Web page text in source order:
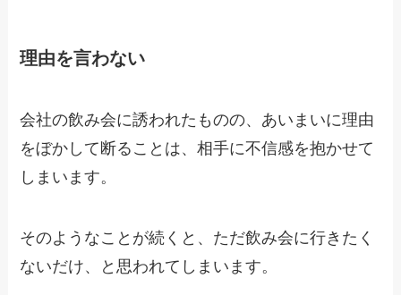
理由を言わない
会社の飲み会に誘われたものの、 あいまいに理由
をぼかして断ること は、相手に不信感を抱かせて
しまいます。
そのようなことが続くと、ただ飲み会に行きたく
ないだけ、と思われてしまいます。